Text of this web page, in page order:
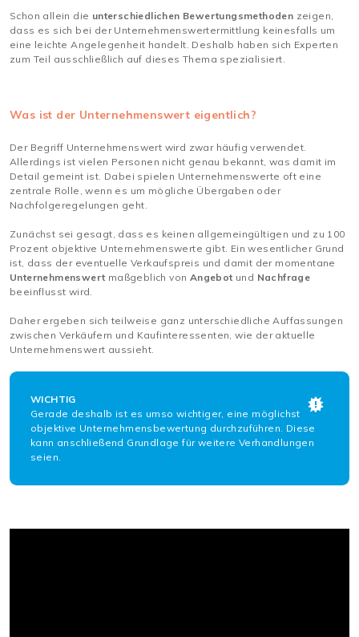
Schon allein die unterschiedlichen Bewertungsmethoden zeigen,
dass es sich bei der Unternehmenswertermittlung keinesfalls um
eine leichte Angelegenheit handelt. Deshalb haben sich Experten
zum Teil ausschließlich auf dieses Thema spezialisiert.
Was ist der Unternehmenswert eigentlich?
Der Begriff Unternehmenswert wird zwar häufig verwendet.
Allerdings ist vielen Personen nicht genau bekannt, was damit im
Detail gemeint ist. Dabei spielen Unternehmenswerte oft eine
zentrale Rolle, wenn es um mögliche Übergaben oder
Nachfolgeregelungen geht.
Zunächst sei gesagt, dass es keinen allgemeingültigen und zu 100
Prozent objektive Unternehmenswerte gibt. Ein wesentlicher Grund
ist, dass der eventuelle Verkaufspreis und damit der momentane
Unternehmenswert maßgeblich von Angebot und Nachfrage
beeinflusst wird.
Daher ergeben sich teilweise ganz unterschiedliche Auffassungen
zwischen Verkäufern und Kaufinteressenten, wie der aktuelle
Unternehmenswert aussieht.
WICHTIG
Gerade deshalb ist es umso wichtiger, eine möglichst
objektive Unternehmensbewertung durchzuführen. Diese
kann anschließend Grundlage für weitere Verhandlungen
seien.